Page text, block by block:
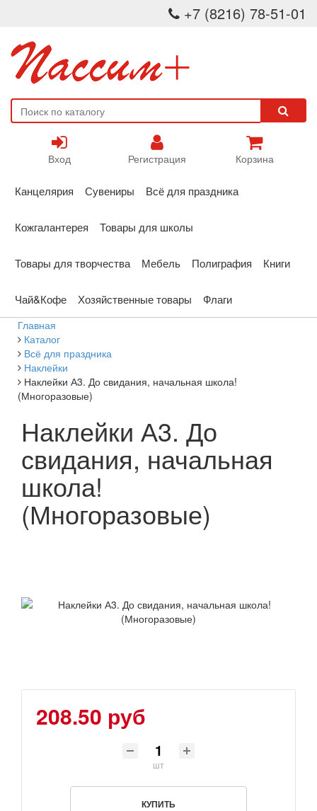
+7 (8216) 78-51-01
Вход Регистрация Корзина
Канцелярия Сувениры Всё для праздника
Кожгалантерея Товары для школы
Товары для творчества Мебель Полиграфия Книги
Чай&Кофе Хозяйственные товары Флаги
Главная
Каталог
Всё для праздника
Наклейки
Наклейки А3. До свидания, начальная школа!
(Многоразовые)
Наклейки А3. До
свидания, начальная
школа!
(Многоразовые)
208.50 руб
шт
КУПИТЬ